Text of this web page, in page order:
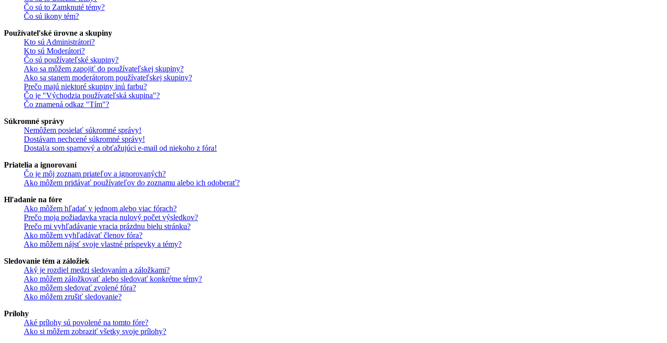
Čo sú to Zamknuté témy?
Čo sú ikony tém?
Používateľské úrovne a skupiny
Kto sú Administrátori?
Kto sú Moderátori?
Čo sú používateľské skupiny?
Ako sa môžem zapojiť do používateľskej skupiny?
Ako sa stanem moderátorom používateľskej skupiny?
Prečo majú niektoré skupiny inú farbu?
Čo je "Východzia používateľská skupina"?
Čo znamená odkaz "Tím"?
Súkromné správy
Nemôžem posielať súkromné správy!
Dostávam nechcené súkromné správy!
Dostal/a som spamový a obťažujúci e-mail od niekoho z fóra!
Priatelia a ignorovaní
Čo je môj zoznam priateľov a ignorovaných?
Ako môžem pridávať používateľov do zoznamu alebo ich odoberať?
Hľadanie na fóre
Ako môžem hľadať v jednom alebo viac fórach?
Prečo moja požiadavka vracia nulový počet výsledkov?
Prečo mi vyhľadávanie vracia prázdnu bielu stránku?
Ako môžem vyhľadávať členov fóra?
Ako môžem nájsť svoje vlastné príspevky a témy?
Sledovanie tém a záložiek
Aký je rozdiel medzi sledovaním a záložkami?
Ako môžem záložkovať alebo sledovať konkrétne témy?
Ako môžem sledovať zvolené fóra?
Ako môžem zrušiť sledovanie?
Prílohy
Aké prílohy sú povolené na tomto fóre?
Ako si môžem zobraziť všetky svoje prílohy?